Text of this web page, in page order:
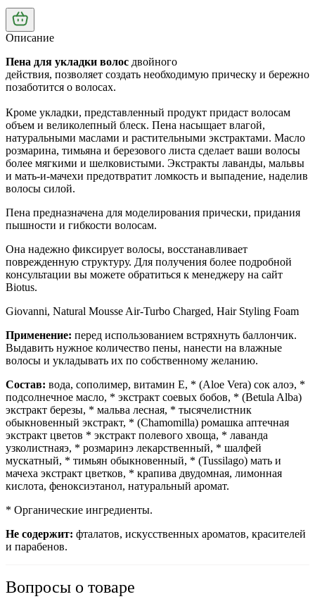
Описание
Пена для укладки волос двойного
действия, позволяет создать необходимую прическу и бережно
позаботится о волосах.
Кроме укладки, представленный продукт придаст волосам
объем и великолепный блеск. Пена насыщает влагой,
натуральными маслами и растительными экстрактами. Масло
розмарина, тимьяна и березового листа сделает ваши волосы
более мягкими и шелковистыми. Экстракты лаванды, мальвы
и мать-и-мачехи предотвратит ломкость и выпадение, наделив
волосы силой.
Пена предназначена для моделирования прически, придания
пышности и гибкости волосам.
Она надежно фиксирует волосы, восстанавливает
поврежденную структуру. Для получения более подробной
консультации вы можете обратиться к менеджеру на сайт
Biotus.
Giovanni, Natural Mousse Air-Turbo Charged, Hair Styling Foam
Применение: перед использованием встряхнуть баллончик.
Выдавить нужное количество пены, нанести на влажные
волосы и укладывать их по собственному желанию.
Состав: вода, сополимер, витамин Е, * (Aloe Vera) сок алоэ, *
подсолнечное масло, * экстракт соевых бобов, * (Betula Alba)
экстракт березы, * мальва лесная, * тысячелистник
обыкновенный экстракт, * (Chamomilla) ромашка аптечная
экстракт цветов * экстракт полевого хвоща, * лаванда
узколистнаяэ, * розмаринэ лекарственный, * шалфей
мускатный, * тимьян обыкновенный, * (Tussilago) мать и
мачеха экстракт цветков, * крапива двудомная, лимонная
кислота, феноксиэтанол, натуральный аромат.
* Органические ингредиенты.
Не содержит: фталатов, искусственных ароматов, красителей
и парабенов.
Вопросы о товаре